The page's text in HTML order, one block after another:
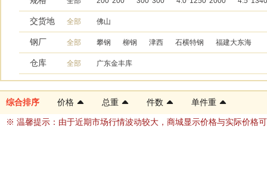
交货地 全部 佛山
钢厂 全部 攀钢 柳钢 津西 石横特钢 福建大东海
仓库 全部 广东金丰库
综合排序 价格 总重 件数 单件重
※ 温馨提示：由于近期市场行情波动较大，商城显示价格与实际价格